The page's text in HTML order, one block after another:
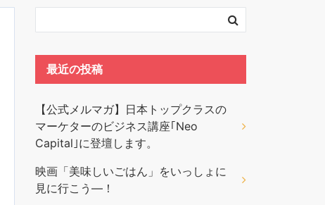
最近の投稿
【公式メルマガ】日本トップクラスの
マーケターのビジネス講座｢Neo
Capital｣に登壇します。
映画「美味しいごはん」をいっしょに
見に行こう―！